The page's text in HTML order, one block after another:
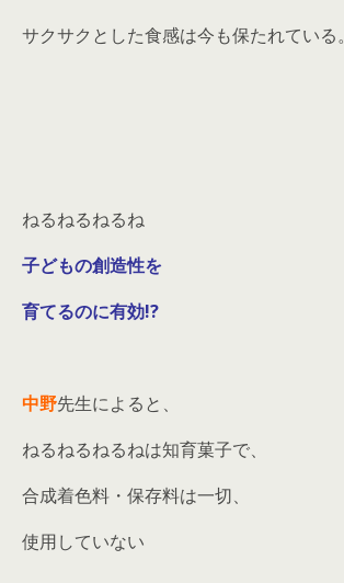
サクサクとした食感は今も保たれている。
ねるねるねるね
子どもの創造性を
育てるのに有効!?
中野先生によると、
ねるねるねるねは知育菓子で、
合成着色料・保存料は一切、
使用していない